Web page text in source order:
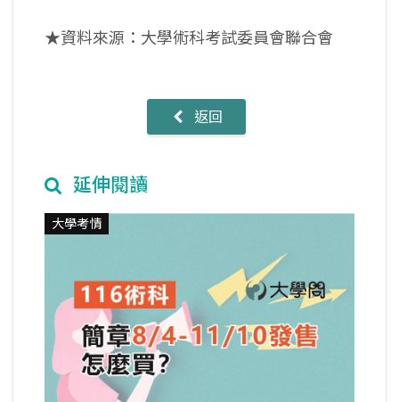
★資料來源：大學術科考試委員會聯合會
返回
延伸閱讀
大學考情